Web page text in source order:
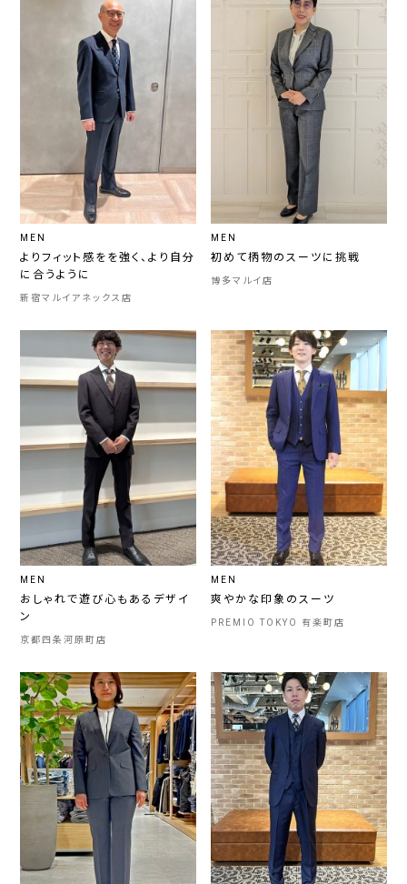
MEN
よりフィット感をを強く、より自分
に合うように
新宿マルイアネックス店
MEN
初めて柄物のスーツに挑戦
博多マルイ店
MEN
おしゃれで遊び心もあるデザイ
ン
京都四条河原町店
MEN
爽やかな印象のスーツ
PREMIO TOKYO 有楽町店